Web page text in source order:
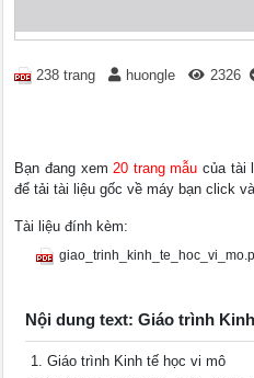
238 trang huongle 2326
Bạn đang xem20 trang mẫu của tài
để tải tài liệu gốc về máy bạn click
Tài liệu đính kèm:
Nội dung text: Giáo trình
Giáo trình Kinh tế học vi mô